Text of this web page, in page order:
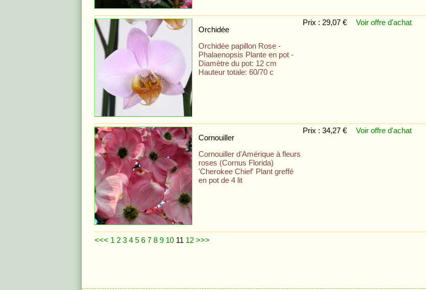
Orchidée
Orchidée papillon Rose -
Phalaenopsis Plante en pot -
Diamètre du pot: 12 cm
Hauteur totale: 60/70 c
Prix : 29,07 € Voir offre d'achat
Cornouiller
Cornouiller d'Amérique à fleurs
roses (Cornus Florida)
'Cherokee Chief' Plant greffé
en pot de 4 lit
Prix : 34,27 € Voir offre d'achat
<<< 1 2 3 4 5 6 7 8 9 10 11 12 >>>